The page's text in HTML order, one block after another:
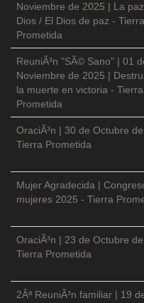
Noviembre de 2025 | La
Dios / El Dios de paz - Tierra
Prometida
ReuniÃ³n "SÃ© Sano" | 01
Noviembre de 2025 |
la muerte en victoria - Tierra
Prometida
OraciÃ³n | 30 de Octubre
Tierra Prometida
Mujer Agradecida |
mujeres 2025 - Tierra
OraciÃ³n | 23 de Octubre
Tierra Prometida
2Âª ReuniÃ³n familiar | 19